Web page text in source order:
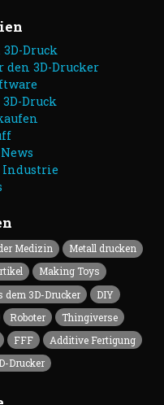
Druck
den 3D-Drucker
Druck
Industrie
Medizin
Metall drucken
Making Toys
dem 3D-Drucker
DIY
Roboter
Thingiverse
FFF
Additive Fertigung
Drucker